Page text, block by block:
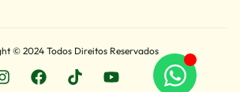
© 2024 Todos Direitos Reservados